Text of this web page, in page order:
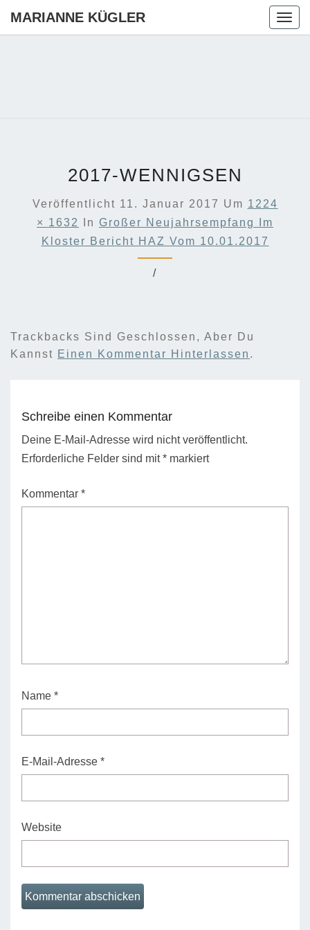
MARIANNE KÜGLER
2017-WENNIGSEN
Veröffentlicht 11. Januar 2017 Um 1224
× 1632
In Großer Neujahrsempfang Im
Kloster Bericht HAZ Vom 10.01.2017
/
Trackbacks Sind Geschlossen, Aber Du
Kannst Einen Kommentar Hinterlassen .
Schreibe einen Kommentar
Deine E-Mail-Adresse wird nicht veröffentlicht.
Erforderliche Felder sind mit* markiert
Kommentar *
Name *
E-Mail-Adresse *
Website